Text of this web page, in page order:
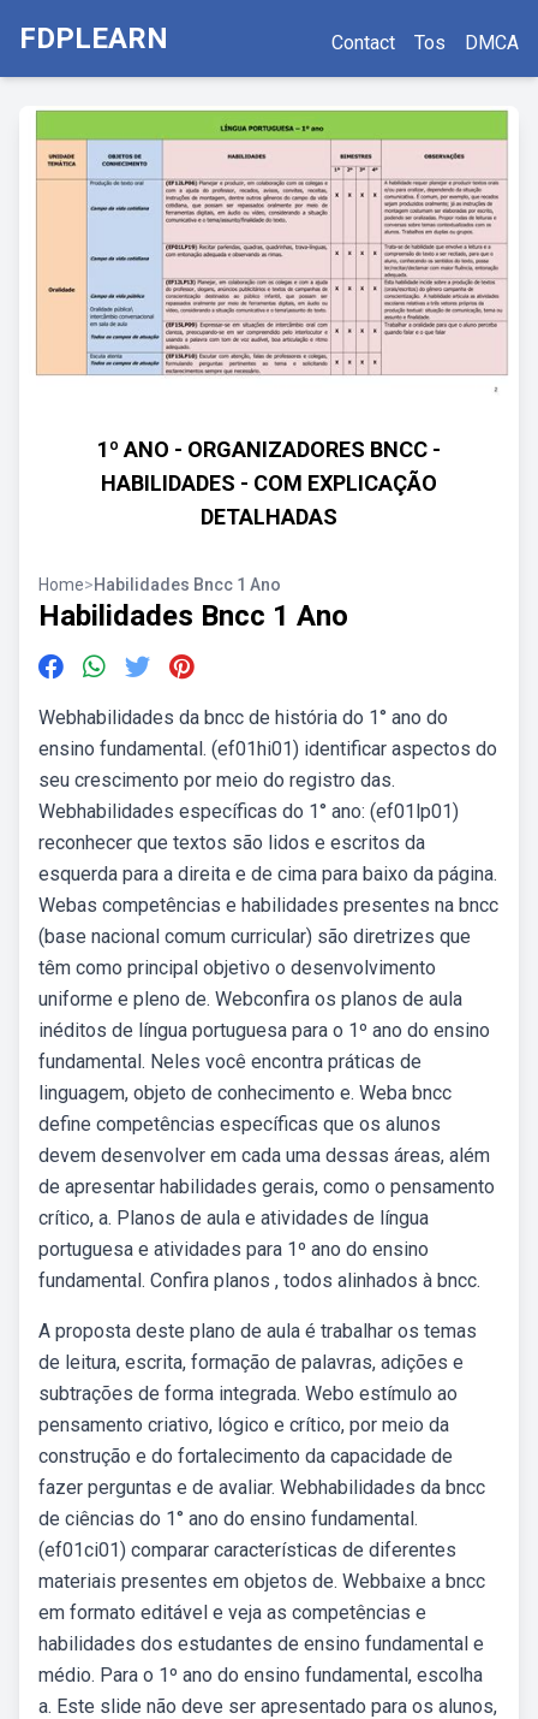
FDPLEARN Contact Tos DMCA
1º ANO - ORGANIZADORES BNCC -
HABILIDADES - COM EXPLICAÇÃO
DETALHADAS
Home>Habilidades Bncc 1 Ano
Habilidades Bncc 1 Ano
Webhabilidades da bncc de história do 1° ano do
ensino fundamental. (ef01hi01) identificar aspectos do
seu crescimento por meio do registro das.
Webhabilidades específicas do 1° ano: (ef01lp01)
reconhecer que textos são lidos e escritos da
esquerda para a direita e de cima para baixo da página.
Webas competências e habilidades presentes na bncc
(base nacional comum curricular) são diretrizes que
têm como principal objetivo o desenvolvimento
uniforme e pleno de. Webconfira os planos de aula
inéditos de língua portuguesa para o 1º ano do ensino
fundamental. Neles você encontra práticas de
linguagem, objeto de conhecimento e. Weba bncc
define competências específicas que os alunos
devem desenvolver em cada uma dessas áreas, além
de apresentar habilidades gerais, como o pensamento
crítico, a. Planos de aula e atividades de língua
portuguesa e atividades para 1º ano do ensino
fundamental. Confira planos , todos alinhados à bncc.
A proposta deste plano de aula é trabalhar os temas
de leitura, escrita, formação de palavras, adições e
subtrações de forma integrada. Webo estímulo ao
pensamento criativo, lógico e crítico, por meio da
construção e do fortalecimento da capacidade de
fazer perguntas e de avaliar. Webhabilidades da bncc
de ciências do 1° ano do ensino fundamental.
(ef01ci01) comparar características de diferentes
materiais presentes em objetos de. Webbaixe a bncc
em formato editável e veja as competências e
habilidades dos estudantes de ensino fundamental e
médio. Para o 1º ano do ensino fundamental, escolha
a. Este slide não deve ser apresentado para os alunos,